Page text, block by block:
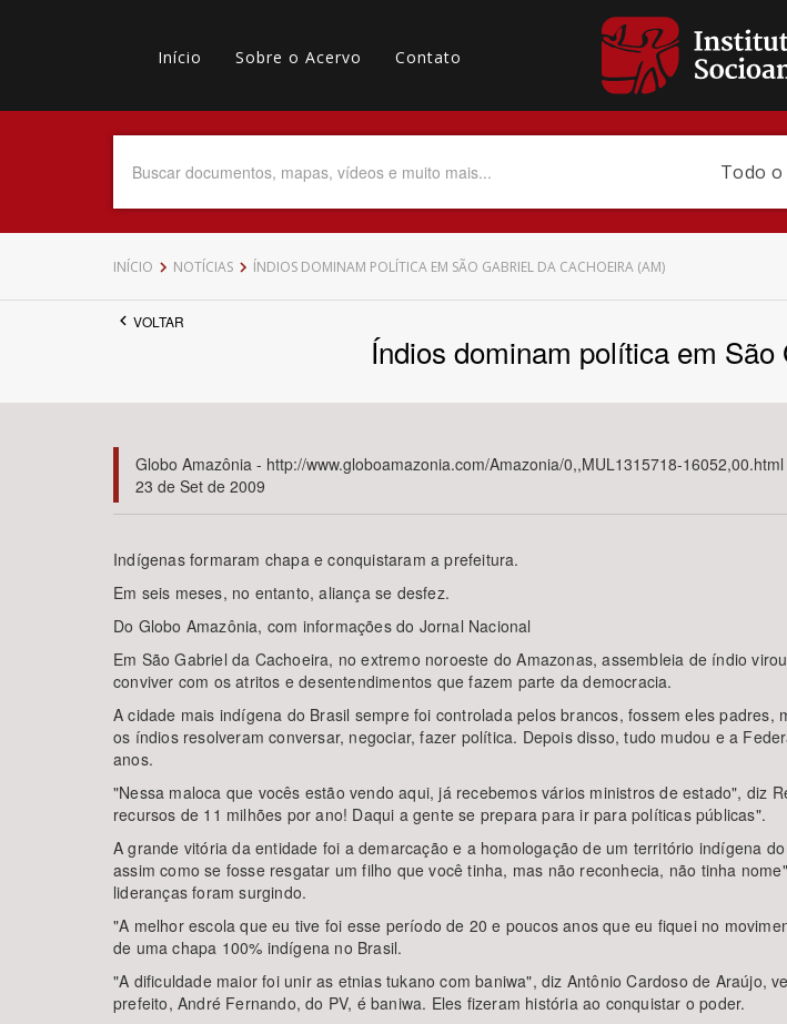
Main
navigation
Início Sobre o Acervo Contato
secundário
Todo o
Data do Documento Até
Tema
Área de Levantamento
INÍCIO NOTÍCIAS ÍNDIOS DOMINAM POLÍTICA EM SÃO GABRIEL DA CACHOEIRA (AM)
VOLTAR
Índios dominam política em
Globo Amazônia - http://www.globoamazonia.com/Amazonia/0,,MUL1315718-16052,00.html
23 de Set de 2009
Indígenas formaram chapa e conquistaram a prefeitura.
Em seis meses, no entanto, aliança se desfez.
Do Globo Amazônia, com informações do Jornal Nacional
Em São Gabriel da Cachoeira, no extremo noroeste do Amazonas, assembleia de índio
conviver com os atritos e desentendimentos que fazem parte da democracia.
A cidade mais indígena do Brasil sempre foi controlada pelos brancos, fossem eles
os índios resolveram conversar, negociar, fazer política. Depois disso, tudo mudou e a
anos.
"Nessa maloca que vocês estão vendo aqui, já recebemos vários ministros de estado", diz
recursos de 11 milhões por ano! Daqui a gente se prepara para ir para políticas públicas".
A grande vitória da entidade foi a demarcação e a homologação de um território indígena
assim como se fosse resgatar um filho que você tinha, mas não reconhecia, não tinha
lideranças foram surgindo.
"A melhor escola que eu tive foi esse período de 20 e poucos anos que eu fiquei no
de uma chapa 100% indígena no Brasil.
"A dificuldade maior foi unir as etnias tukano com baniwa", diz Antônio Cardoso de Araújo,
prefeito, André Fernando, do PV, é baniwa. Eles fizeram história ao conquistar o poder.